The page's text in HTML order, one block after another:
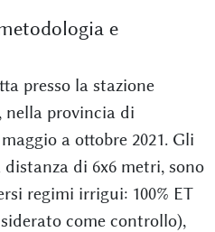
e
presso la stazione
nella provincia di
a ottobre 2021. Gli
di 6x6 metri, sono
regimi irrigui: 100% ET
come controllo),